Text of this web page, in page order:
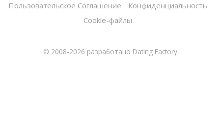
Пользовательское Соглашение
Конфиденциальность
Cookie-файлы
© 2008-2026 разработано Dating Factory